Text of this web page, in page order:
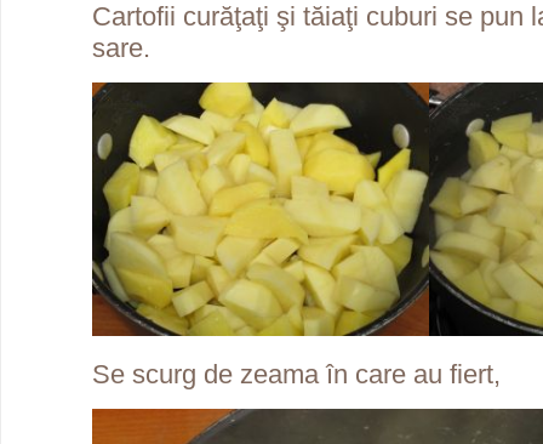
Cartofii curăţaţi şi tăiaţi cuburi se pun
sare.
Se scurg de zeama în care au fiert,